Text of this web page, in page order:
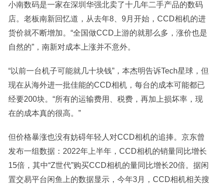
小南数码是一家在深圳华强北卖了十几年二手产品的数码
店。老板南新回忆道，从去年8、9月开始，CCD相机的进
货价就不断增加。“全国做CCD上游的就那么多，涨价也是
自然的”，南新对成本上涨并不意外。
“以前一台机子可能就几十块钱”，本杰明告诉Tech星球，但
现在从海外进一批佳能的CCD相机，每台的成本可能都已
经要200块。“所有的运输费用、税费，再加上损坏率，现
在的成本真的很高。”
但价格暴涨也没有妨碍年轻人对CCD相机的追捧。京东曾
发布一组数据：2022年上半年，CCD相机的销量同比增长
15倍，其中“Z世代”购买CCD相机的量同比增长20倍。据闲
置交易平台闲鱼上的数据显示，今年3月，CCD相机相关搜